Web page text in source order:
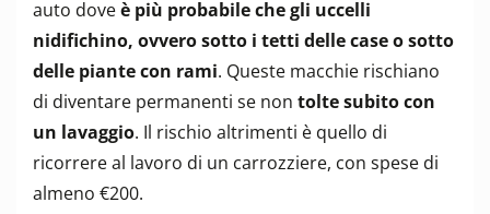
auto doveè più probabile che gli uccelli
nidifichino, ovvero sotto i tetti delle case o sotto
delle piante con rami. Queste macchie rischiano
di diventare permanenti se non tolte subito con
un lavaggio. Il rischio altrimenti è quello di
ricorrere al lavoro di un carrozziere, con spese di
almeno €200.